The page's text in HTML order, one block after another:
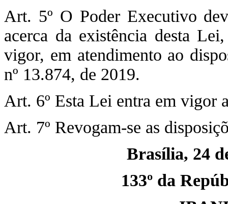
Art. 5º O Poder Executivo
acerca da existência desta
vigor, em atendimento ao
nº 13.874, de 2019.
Art. 6º Esta Lei entra em vigor
Art. 7º Revogam-se as
Brasília, 24
133º da